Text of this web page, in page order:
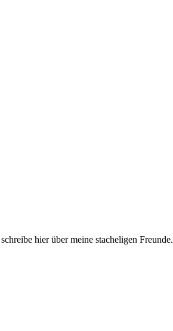
hier über meine stacheligen Freunde.